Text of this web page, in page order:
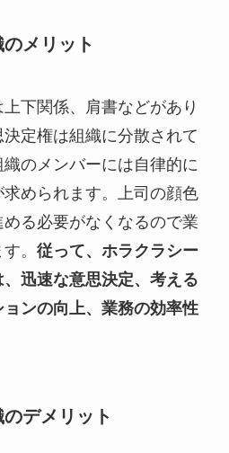
メリット
下関係、肩書などがあり
定権は組織に分散されて
のメンバーには自律的に
められます。上司の顔色
る必要がなくなるので業
。 従って、ホラクラシー
迅速な意思決定、考える
ンの向上、業務の効率性
デメリット